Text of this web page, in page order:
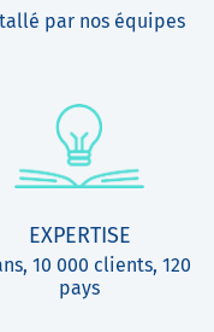
par nos équipes
EXPERTISE
10 000 clients, 120
pays